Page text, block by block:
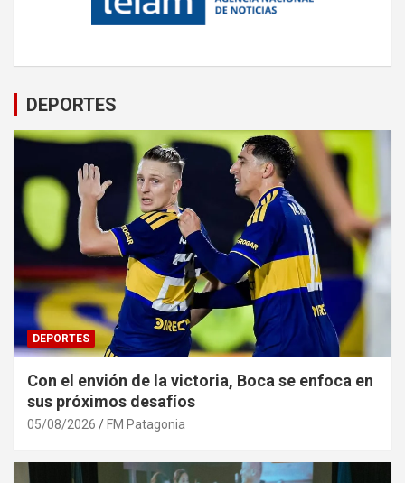
DEPORTES
DEPORTES
Con el envión de la victoria, Boca se enfoca en
sus próximos desafíos
05/08/2026 FM Patagonia